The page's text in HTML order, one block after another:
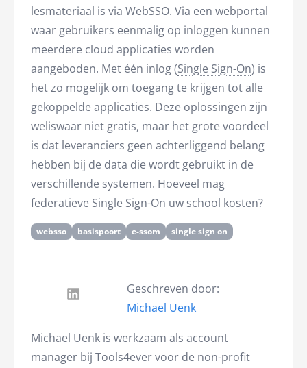
lesmateriaal is via WebSSO. Via een webportal
waar gebruikers eenmalig op inloggen kunnen
meerdere cloud applicaties worden
aangeboden. Met één inlog (Single Sign-On) is
het zo mogelijk om toegang te krijgen tot alle
gekoppelde applicaties. Deze oplossingen zijn
weliswaar niet gratis, maar het grote voordeel
is dat leveranciers geen achterliggend belang
hebben bij de data die wordt gebruikt in de
verschillende systemen. Hoeveel mag
federatieve Single Sign-On uw school kosten?
websso basispoort e-ssom single sign on
Geschreven door:
Michael Uenk
Michael Uenk is werkzaam als account
manager bij Tools4ever voor de non-profit